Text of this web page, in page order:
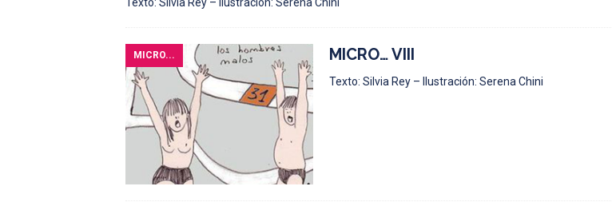
MICRO... MICRO… VIII
Texto: Silvia Rey – Ilustración: Serena Chini